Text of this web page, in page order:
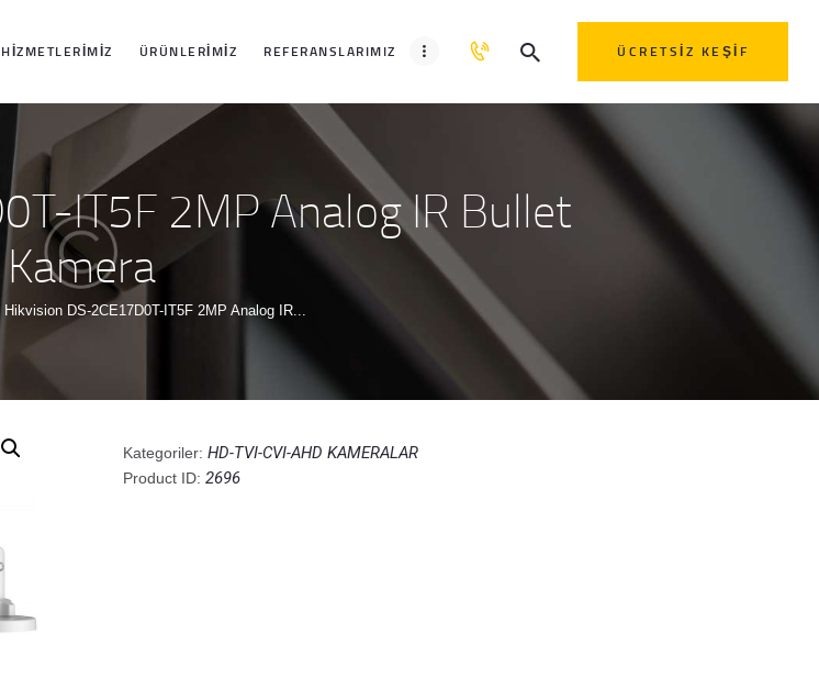
HIZMETLERIMIZ ÜRÜNLERIMIZ REFERANSLARIMIZ ÜCRETSIZ KEŞIF
IT5F 2MP Analog IR Bullet
Kamera
Hikvision DS-2CE17D0T-IT5F 2MP Analog IR...
Kategoriler: HD-TVI-CVI-AHD KAMERALAR
Product ID: 2696